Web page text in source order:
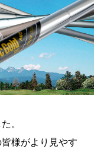
。
様がより見やす